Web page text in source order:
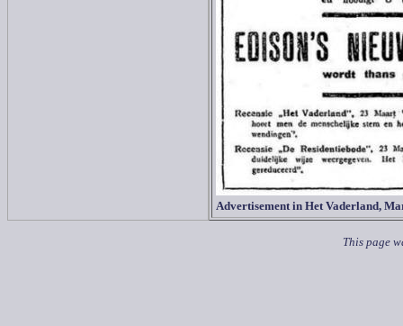
Advertisement in Het Vaderland,
This page